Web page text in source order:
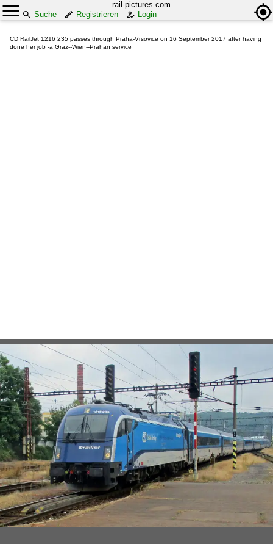
rail-pictures.com
Suche
Registrieren Login
CD RailJet 1216 235 passes through Praha-Vrsovice on 16 September 2017 after having
done her job -a Graz--Wien--Prahan service